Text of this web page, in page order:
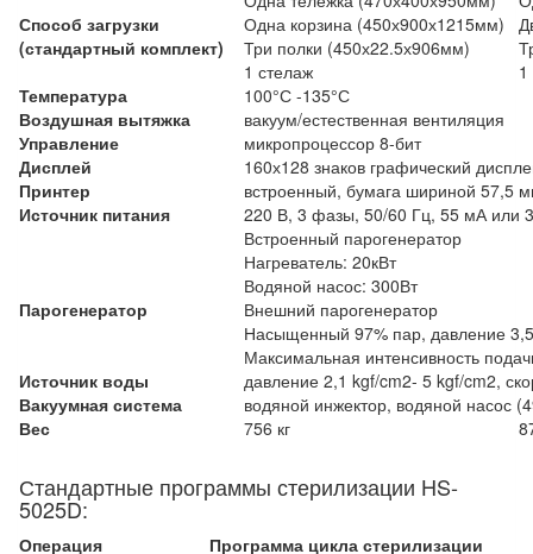
Способ загрузки
(стандартный комплект)
Одна корзина (450х900х1215мм)
Три полки (450х22.5х906мм)
1 стелаж
1
Температура
100°С -135°С
Воздушная вытяжка
вакуум/естественная вентиляция
Управление
микропроцессор 8-бит
Дисплей
160х128 знаков графический
Принтер
встроенный, бумага шириной 57,5
Источник питания
220 В, 3 фазы, 50/60 Гц, 55 мА или
Парогенератор
Встроенный парогенератор
Нагреватель: 20кВт
Водяной насос: 300Вт
Внешний парогенератор
Насыщенный 97% пар, давление
Максимальная интенсивность
Источник воды
давление 2,1 kgf/cm2- 5 kgf/cm2,
Вакуумная система
водяной инжектор, водяной насос
Вес
756 кг
Стандартные программы стерилизации HS-
5025D:
Операция Программа цикла стерилизации